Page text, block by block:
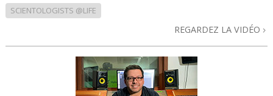
SCIENTOLOGISTS @LIFE
REGARDEZ LA VIDÉO